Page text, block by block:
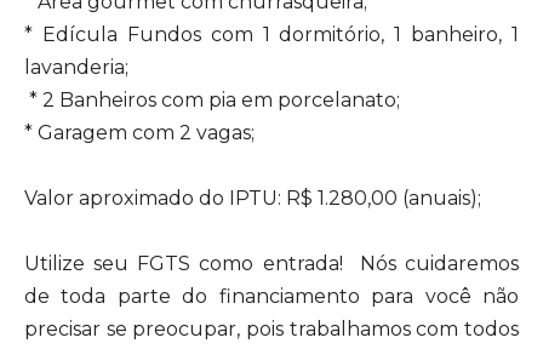
* Edícula Fundos com 1 dormitório, 1 banheiro, 1
lavanderia;
* 2 Banheiros com pia em porcelanato;
* Garagem com 2 vagas;
Valor aproximado do IPTU: R$ 1.280,00 (anuais);
Utilize seu FGTS como entrada! Nós cuidaremos
de toda parte do financiamento para você não
precisar se preocupar, pois trabalhamos com todos